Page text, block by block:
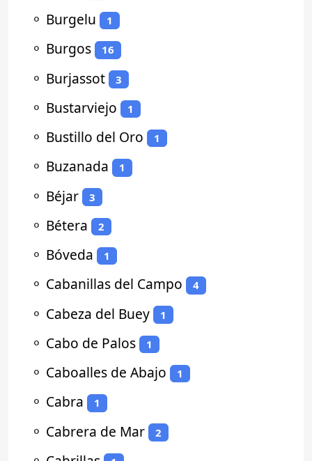
⚬ Burgelu 1
⚬ Burgos 16
⚬ Burjassot 3
⚬ Bustarviejo 1
⚬ Bustillo del Oro 1
⚬ Buzanada 1
⚬ Béjar 3
⚬ Bétera 2
⚬ Bóveda 1
⚬ Cabanillas del Campo 4
⚬ Cabeza del Buey 1
⚬ Cabo de Palos 1
⚬ Caboalles de Abajo 1
⚬ Cabra 1
⚬ Cabrera de Mar 2